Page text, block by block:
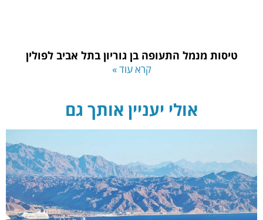
טיסות מנמל התעופה בן גוריון בתל אביב לפולין
קרא עוד »
אולי יעניין אותך גם